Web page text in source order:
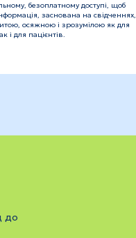
безоплатному доступі, щоб
заснована на свідченнях,
осяжною і зрозумілою як для
і для пацієнтів.
до